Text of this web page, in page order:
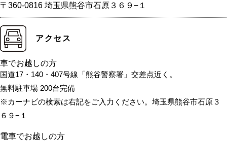
〒360-0816 埼玉県熊谷市石原３６９−１
アクセス
車でお越しの方
国道17・140・407号線「熊谷警察署」交差点近く。
無料駐車場 200台完備
※カーナビの検索は右記をご入力ください。埼玉県熊谷市石原３
６９−１
電車でお越しの方